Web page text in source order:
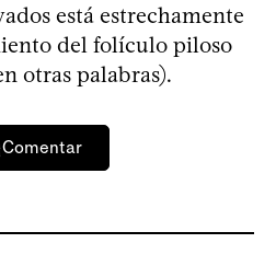
está estrechamente
del folículo piloso
otras palabras).
Comentar